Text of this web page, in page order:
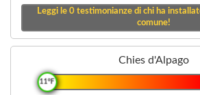
Leggi le 0testimonianze di chi ha
comune!
Chies d'Alpago
11°F